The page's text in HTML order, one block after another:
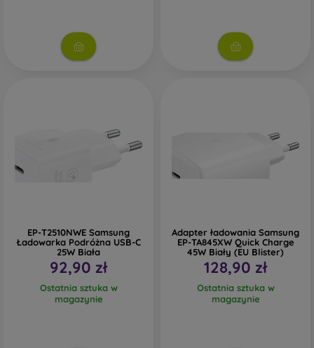
EP-T2510NWE Samsung
Ładowarka Podróżna USB-C
25W Biała
92,90 zł
Ostatnia sztuka w
magazynie
Adapter ładowania Samsung
EP-TA845XW Quick Charge
45W Biały (EU Blister)
128,90 zł
Ostatnia sztuka w
magazynie